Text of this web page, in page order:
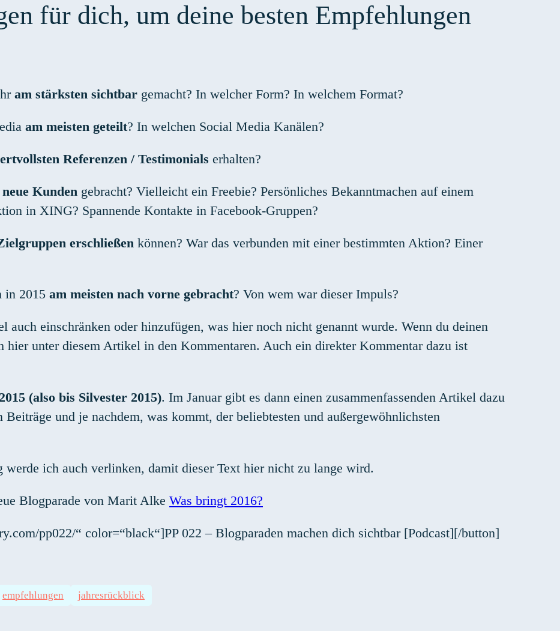
für dich, um deine besten Empfehlungen
am stärksten sichtbar gemacht? In welcher Form? In welchem Format?
am meisten geteilt? In welchen Social Media Kanälen?
Referenzen / Testimonials erhalten?
Kunden gebracht? Vielleicht ein Freebie? Persönliches Bekanntmachen auf einem
in XING? Spannende Kontakte in Facebook-Gruppen?
erschließen können? War das verbunden mit einer bestimmten Aktion? Einer
in 2015 am meisten nach vorne gebracht? Von wem war dieser Impuls?
auch einschränken oder hinzufügen, was hier noch nicht genannt wurde. Wenn du deinen
unter diesem Artikel in den Kommentaren. Auch ein direkter Kommentar dazu ist
(also bis Silvester 2015). Im Januar gibt es dann einen zusammenfassenden Artikel dazu
und je nachdem, was kommt, der beliebtesten und außergewöhnlichsten
ich auch verlinken, damit dieser Text hier nicht zu lange wird.
Blogparade von Marit Alke Was bringt 2016?
pp022/“ color=“black“]PP 022 – Blogparaden machen dich sichtbar [Podcast][/button]
empfehlungen jahresrückblick